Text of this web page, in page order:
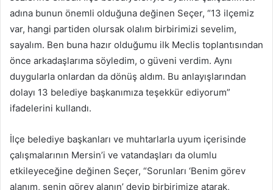
adına bunun önemli olduğuna değinen Seçer, “13 ilçemiz
var, hangi partiden olursak olalım birbirimizi sevelim,
sayalım. Ben buna hazır olduğumu ilk Meclis toplantısından
önce arkadaşlarıma söyledim, o güveni verdim. Aynı
duygularla onlardan da dönüş aldım. Bu anlayışlarından
dolayı 13 belediye başkanımıza teşekkür ediyorum”
ifadelerini kullandı.
İlçe belediye başkanları ve muhtarlarla uyum içerisinde
çalışmalarının Mersin’i ve vatandaşları da olumlu
etkileyeceğine değinen Seçer, “Sorunları ‘Benim görev
alanım, senin görev alanın’ deyip birbirimize atarak,